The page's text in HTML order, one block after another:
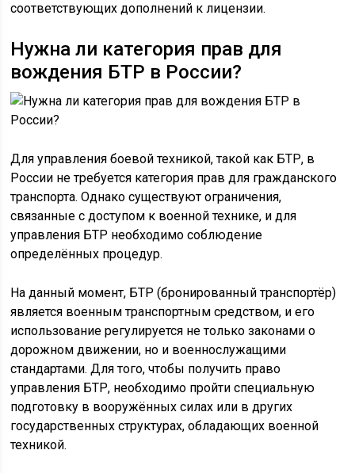
соответствующих дополнений к лицензии.
Нужна ли категория прав для
вождения БТР в России?
Для управления боевой техникой, такой как БТР, в
России не требуется категория прав для гражданского
транспорта. Однако существуют ограничения,
связанные с доступом к военной технике, и для
управления БТР необходимо соблюдение
определённых процедур.
На данный момент, БТР (бронированный транспортёр)
является военным транспортным средством, и его
использование регулируется не только законами о
дорожном движении, но и военнослужащими
стандартами. Для того, чтобы получить право
управления БТР, необходимо пройти специальную
подготовку в вооружённых силах или в других
государственных структурах, обладающих военной
техникой.